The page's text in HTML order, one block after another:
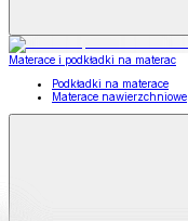
Materace i podkładki na materac
Podkładki na materace
Materace nawierzchniowe